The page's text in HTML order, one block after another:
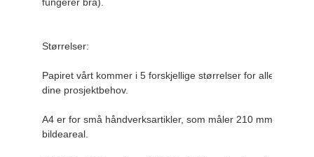
Størrelser:
Papiret vårt kommer i 5 forskjellige størrelser for alle
dine prosjektbehov.
A4 er for små håndverksartikler, som måler 210 mm x 297
bildeareal.